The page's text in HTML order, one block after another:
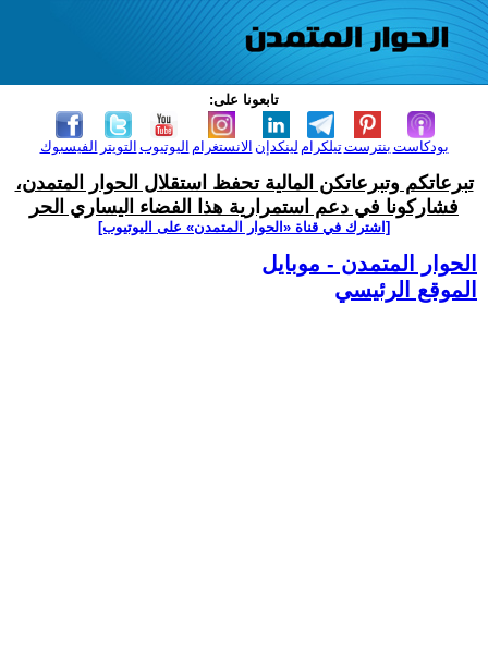
تابعونا على:
الفيسبوك التويتر اليوتيوب الانستغرام لينكدإن تيلكرامبنترست بودكاست
تبرعاتكم وتبرعاتكن المالية تحفظ استقلال الحوار المتمدن،
فشاركونا في دعم استمرارية هذا الفضاء اليساري الحر
[اشترك في قناة ‫«الحوار المتمدن» على اليوتيوب]
الحوار المتمدن - موبايل
الموقع الرئيسي